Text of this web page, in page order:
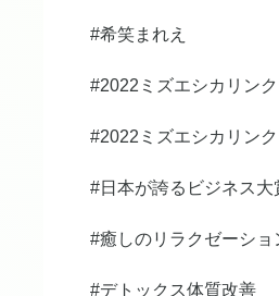
#希笑まれえ
#2022ミズエシカリン
#2022ミズエシカリン
#日本が誇るビジネス大
#癒しのリラクゼーショ
#デトックス体質改善